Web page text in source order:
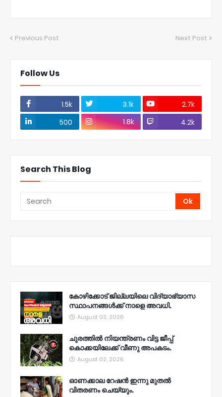
Previous Post Next Post
Follow Us
1.5k 3.1k
2.7k
500
1.8k 4.2k
Search This Blog
കോഴിക്കോട് ജില്ലയിലെ വിദ്യാഭ്യാസ
സ്ഥാപനങ്ങൾക്ക് നാളെ അവധി.
August 03, 2026
ചുരത്തിൽ നിയന്ത്രണം വിട്ട ജീപ്പ്
കൊക്കയിലേക്ക് വീണു അപകടം.
August 02, 2026
ഓണക്കാല റേഷൻ ഇന്നു മുതല്‍
വിതരണം ചെയ്യും.